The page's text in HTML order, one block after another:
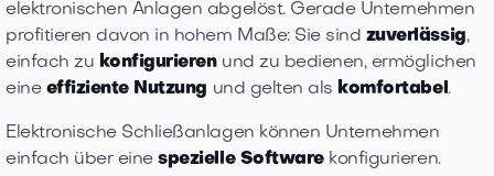
elektronischen Anlagen abgelöst. Gerade Unternehmen
profitieren davon in hohem Maße: Sie sind zuverlässig,
einfach zu konfigurierenund zu bedienen, ermöglichen
eine effiziente Nutzung und gelten als komfortabel.
Elektronische Schließanlagen können Unternehmen
einfach über einespezielle Softwarekonfigurieren.